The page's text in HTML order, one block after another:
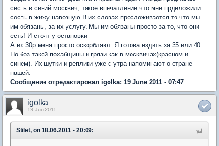
сесть в синий москвич, такое впечатление что мне прделожили
сесть в жижу навозную В их словах прослеживается то что мы
им обязаны, за их услугу. Мы им обязаны просто за то, что они
есть! И стоят у остановки.
А их 30р меня просто оскорбляют. Я готова ездить за 35 или 40.
Но без такой похабщины и грязи как в москвичах(красном и
синем). Их шутки и реплики уже с утра напоминают о стране
нашей.
Сообщение отредактировал igolka: 19 June 2011 - 07:47
igolka
19 Jun 2011
Stilet, on 18.06.2011 - 20:09: